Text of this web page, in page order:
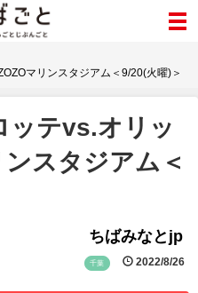
マリンスタジアム＜9/20(火曜)＞
テvs.オリッ
スタジアム＜
ちばみなとjp
千葉 2022/8/26